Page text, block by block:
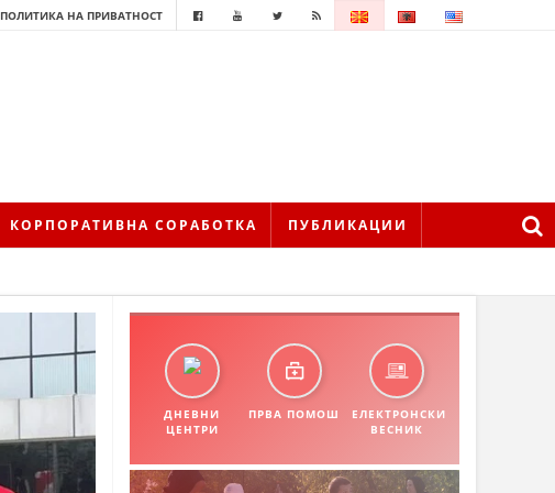
ПОЛИТИКА НА ПРИВАТНОСТ
КОРПОРАТИВНА СОРАБОТКА ПУБЛИКАЦИИ
ДНЕВНИ
ЦЕНТРИ
ПРВА ПОМОШ
ЕЛЕКТРОНСКИ
ВЕСНИК